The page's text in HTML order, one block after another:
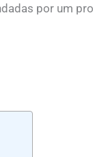
por um